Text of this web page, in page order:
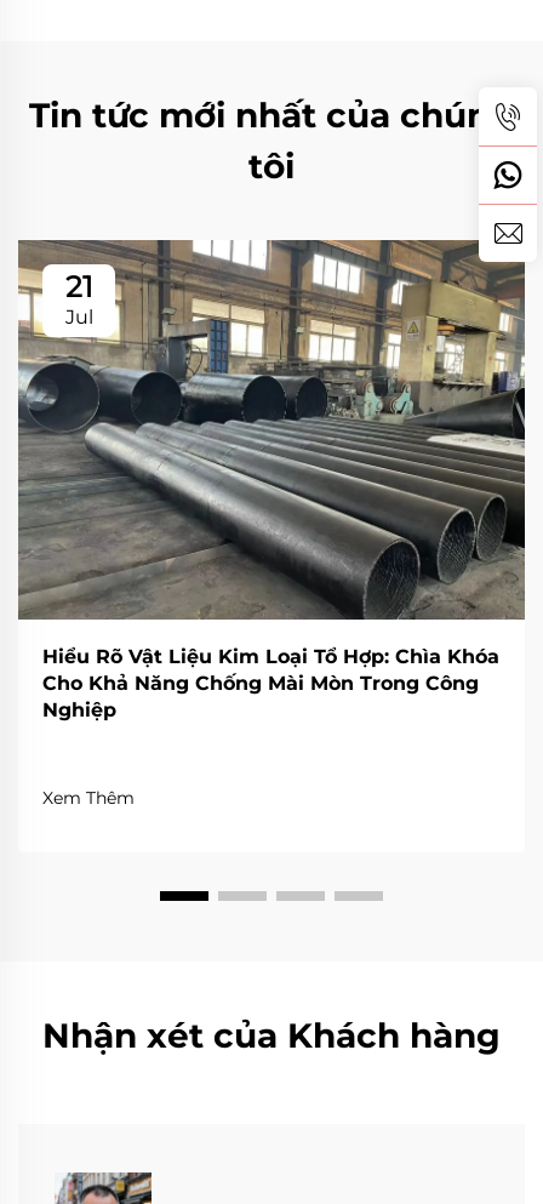
Tin tức mới nhất của chúng
tôi
21
Jul
Hiểu Rõ Vật Liệu Kim Loại Tổ Hợp: Chìa Khóa
Cho Khả Năng Chống Mài Mòn Trong Công
Nghiệp
Xem Thêm
Nhận xét của Khách hàng